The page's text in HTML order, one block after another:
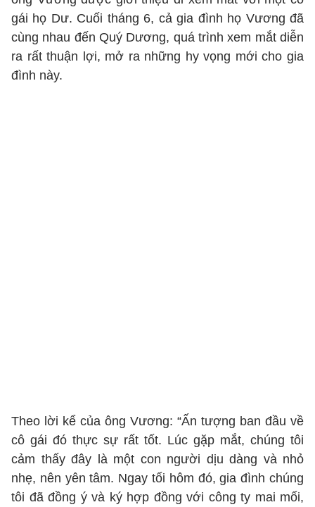
gái họ Dư. Cuối tháng 6, cả gia đình họ Vương đã
cùng nhau đến Quý Dương, quá trình xem mắt diễn
ra rất thuận lợi, mở ra những hy vọng mới cho gia
đình này.
Theo lời kể của ông Vương: “Ấn tượng ban đầu về
cô gái đó thực sự rất tốt. Lúc gặp mắt, chúng tôi
cảm thấy đây là một con người dịu dàng và nhỏ
nhẹ, nên yên tâm. Ngay tối hôm đó, gia đình chúng
tôi đã đồng ý và ký hợp đồng với công ty mai mối,